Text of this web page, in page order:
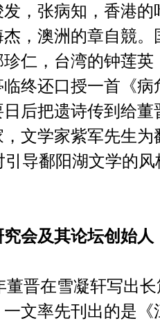
，张病知，香港
，澳洲的章自競
仁，台湾的钟莲
终还口授一首《
后把遗诗传到给
文学家紫军先生
导鄱阳湖文学的
会及其论坛创始人
晋在雪凝轩写出长
文率先刊出的是